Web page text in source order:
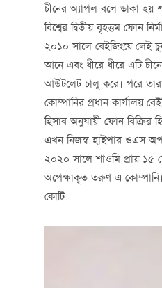
চীনের অ্যাপল বলে ডাকা হয়
বিশ্বের দ্বিতীয় বৃহত্তম ফোন
২০১০ সালে বেইজিংয়ে লেই
আনে এবং ধীরে ধীরে এটি
আউটলেট চালু করে। পরে
কোম্পানির প্রধান কার্যালয়
হিসাব অনুযায়ী ফোন বিক্রির
এখন নিজস্ব হাইপার ওএস
২০২০ সালে শাওমি প্রায় ১৫
অপেক্ষাকৃত তরুণ এ কোম্পানি।
কোটি।